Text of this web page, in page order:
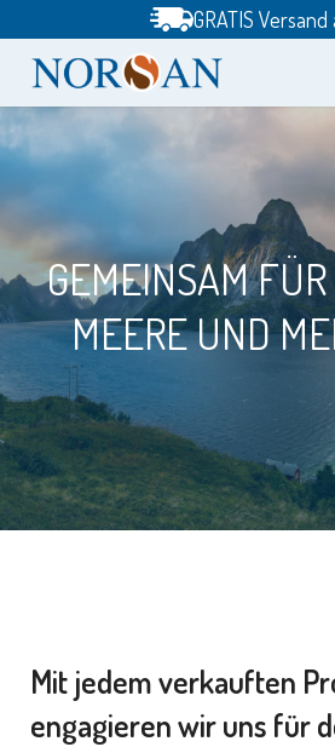
springen
GRATIS
GEMEINSAM
MEERE UND
Mit jedem verkauften
engagieren wir uns für